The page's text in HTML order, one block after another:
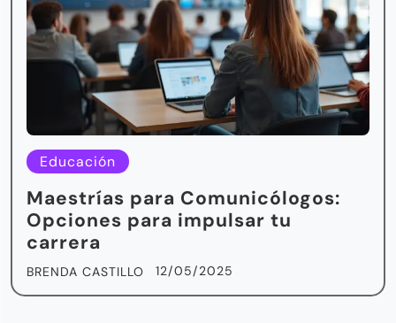
Educación
Maestrías para Comunicólogos:
Opciones para impulsar tu
carrera
BRENDA CASTILLO 12/05/2025